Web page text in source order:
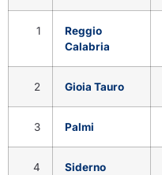
1
Reggio
Calabria
2 Gioia Tauro
3 Palmi
4 Siderno